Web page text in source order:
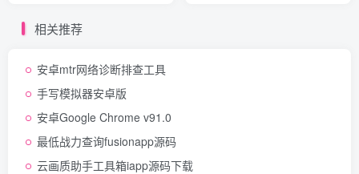
相关推荐
安卓mtr网络诊断排查工具
手写模拟器安卓版
安卓Google Chrome v91.0
最低战力查询fusionapp源码
云画质助手工具箱iapp源码下载